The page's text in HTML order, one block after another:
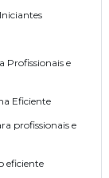
Profissionais e
Eficiente
profissionais e
eficiente